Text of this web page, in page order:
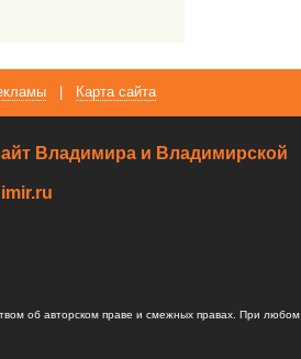
Карта сайта
Владимира и Владимирской
об авторском праве и смежных правах. При любом